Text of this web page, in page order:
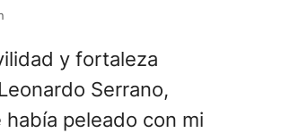
y fortaleza
Serrano,
peleado con mi